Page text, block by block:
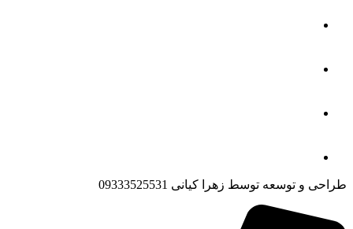
طراحی و توسعه توسط زهرا کیانی 09333525531